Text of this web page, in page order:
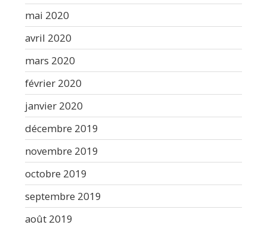
mai 2020
avril 2020
mars 2020
février 2020
janvier 2020
décembre 2019
novembre 2019
octobre 2019
septembre 2019
août 2019